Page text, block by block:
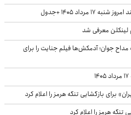
۱۴۰۵ +جدول
لینکلن معرفی شد
جوان؛ آدمکش‌ها فیلم جنایت را برای
برای بازگشایی تنگه هرمز را اعلام کرد
هرمز را اعلام کرد